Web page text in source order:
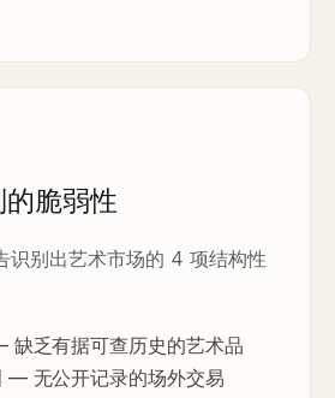
脆弱性
识别出艺术市场的 4 项结构性
乏有据可查历史的艺术品
— 无公开记录的场外交易